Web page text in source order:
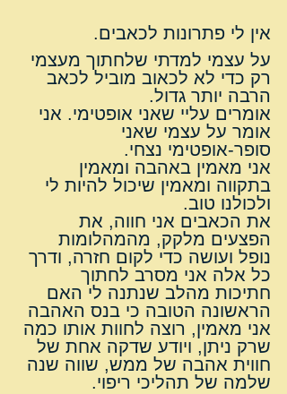
אין לי פתרונות לכאבים.
על עצמי למדתי שלחתוך מעצמי
רק כדי לא לכאוב מוביל לכאב
הרבה יותר גדול.
אומרים עליי שאני אופטימי. אני
אומר על עצמי שאני
סופר-אופטימי נצחי.
אני מאמין באהבה ומאמין
בתקווה ומאמין שיכול להיות לי
ולכולנו טוב.
את הכאבים אני חווה, את
הפצעים מלקק, מהמהלומות
נופל ועושה כדי לקום חזרה, ודרך
כל אלה אני מסרב לחתוך
חתיכות מהלב שנתנה לי האם
הראשונה הטובה כי בנס האהבה
אני מאמין, רוצה לחוות אותו כמה
שרק ניתן, ויודע שדקה אחת של
חווית אהבה של ממש, שווה שנה
שלמה של תהליכי ריפוי.